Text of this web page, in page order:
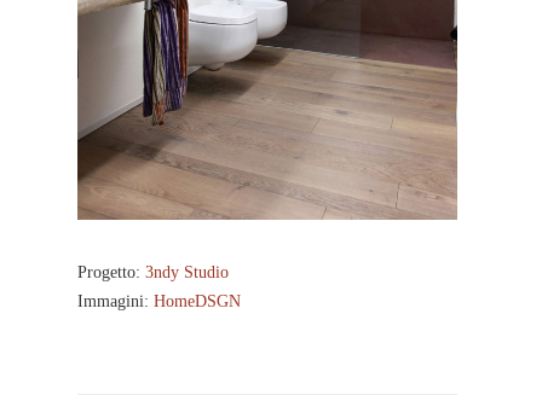
Progetto: 3ndy Studio
Immagini: HomeDSGN